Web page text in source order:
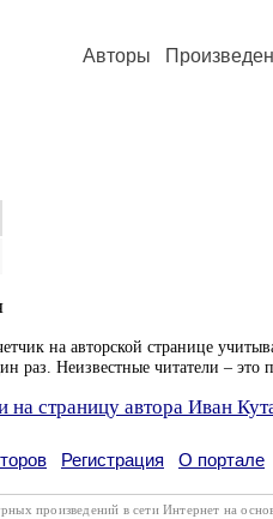
Авторы
на авторской странице
раз. Неизвестные читатели –
на страницу автора Иван
Регистрация О портале
произведений в сети Интернет на